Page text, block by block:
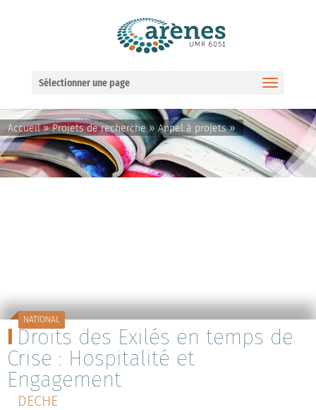
Sélectionner une page
Accueil»Projets de recherche»Appel à projets»
NATIONAL
Droits des Exilés en temps de
Crise : Hospitalité et
Engagement
DECHE